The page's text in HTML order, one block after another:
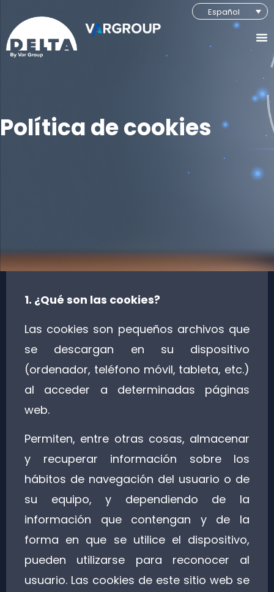
Español
Política de cookies
1. ¿Qué son las cookies?
Las cookies son pequeños archivos que
se descargan en su dispositivo
(ordenador, teléfono móvil, tableta, etc.)
al acceder a determinadas páginas
web.
Permiten, entre otras cosas, almacenar
y recuperar información sobre los
hábitos de navegación del usuario o de
su equipo, y dependiendo de la
información que contengan y de la
forma en que se utilice el dispositivo,
pueden utilizarse para reconocer al
usuario. Las cookies de este sitio web se